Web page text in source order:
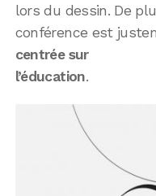
lors du dessin. De
conférence est
centrée sur
l’éducation.